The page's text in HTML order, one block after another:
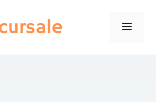
Menu